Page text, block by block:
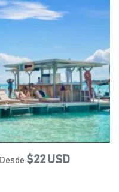
Desde $22 USD